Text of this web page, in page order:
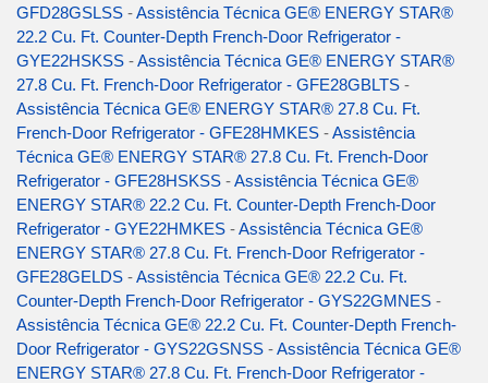
GFD28GSLSS -Assistência Técnica GE® ENERGY STAR®
22.2 Cu. Ft. Counter-Depth French-Door Refrigerator -
GYE22HSKSS -Assistência Técnica GE® ENERGY STAR®
27.8 Cu. Ft. French-Door Refrigerator - GFE28GBLTS -
Assistência Técnica GE® ENERGY STAR® 27.8 Cu. Ft.
French-Door Refrigerator - GFE28HMKES -Assistência
Técnica GE® ENERGY STAR® 27.8 Cu. Ft. French-Door
Refrigerator - GFE28HSKSS -Assistência Técnica GE®
ENERGY STAR® 22.2 Cu. Ft. Counter-Depth French-Door
Refrigerator - GYE22HMKES -Assistência Técnica GE®
ENERGY STAR® 27.8 Cu. Ft. French-Door Refrigerator -
GFE28GELDS -Assistência Técnica GE® 22.2 Cu. Ft.
Counter-Depth French-Door Refrigerator - GYS22GMNES -
Assistência Técnica GE® 22.2 Cu. Ft. Counter-Depth French-
Door Refrigerator - GYS22GSNSS -Assistência Técnica GE®
ENERGY STAR® 27.8 Cu. Ft. French-Door Refrigerator -